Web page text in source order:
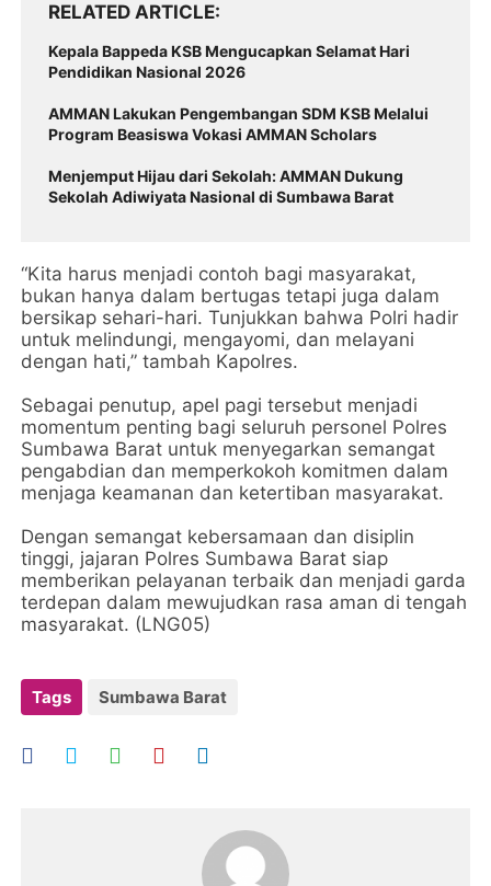
RELATED ARTICLE
Kepala Bappeda KSB Mengucapkan Selamat Hari
Pendidikan Nasional 2026
AMMAN Lakukan Pengembangan SDM KSB Melalui
Program Beasiswa Vokasi AMMAN Scholars
Menjemput Hijau dari Sekolah: AMMAN Dukung
Sekolah Adiwiyata Nasional di Sumbawa Barat
“Kita harus menjadi contoh bagi masyarakat,
bukan hanya dalam bertugas tetapi juga dalam
bersikap sehari-hari. Tunjukkan bahwa Polri hadir
untuk melindungi, mengayomi, dan melayani
dengan hati,” tambah Kapolres.
Sebagai penutup, apel pagi tersebut menjadi
momentum penting bagi seluruh personel Polres
Sumbawa Barat untuk menyegarkan semangat
pengabdian dan memperkokoh komitmen dalam
menjaga keamanan dan ketertiban masyarakat.
Dengan semangat kebersamaan dan disiplin
tinggi, jajaran Polres Sumbawa Barat siap
memberikan pelayanan terbaik dan menjadi garda
terdepan dalam mewujudkan rasa aman di tengah
masyarakat. (LNG05)
Tags Sumbawa Barat